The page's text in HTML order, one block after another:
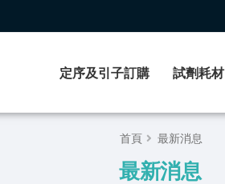
定序及引子訂購 試劑耗材
首頁 最新消息
最新消息